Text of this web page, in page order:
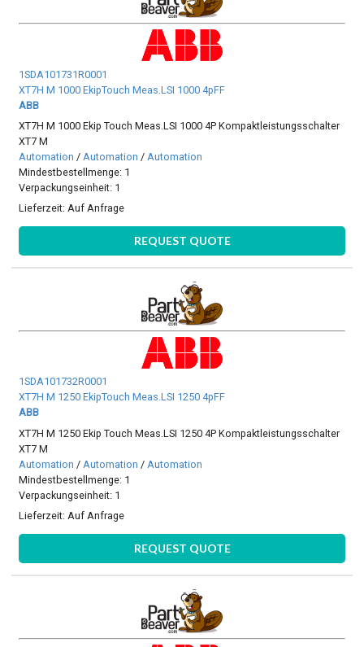
1SDA101731R0001
XT7H M 1000 EkipTouch Meas.LSI 1000 4pFF
ABB
XT7H M 1000 Ekip Touch Meas.LSI 1000 4P Kompaktleistungsschalter
XT7 M
Automation / Automation / Automation
Mindestbestellmenge: 1
Verpackungseinheit: 1
Lieferzeit:Auf Anfrage
REQUEST QUOTE
1SDA101732R0001
XT7H M 1250 EkipTouch Meas.LSI 1250 4pFF
ABB
XT7H M 1250 Ekip Touch Meas.LSI 1250 4P Kompaktleistungsschalter
XT7 M
Automation / Automation / Automation
Mindestbestellmenge: 1
Verpackungseinheit: 1
Lieferzeit:Auf Anfrage
REQUEST QUOTE